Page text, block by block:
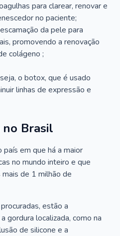
para clarear, renovar e
no paciente;
da pele para
promovendo a renovação
colágeno ;
o botox, que é usado
linhas de expressão e
Brasil
em que há a maior
no mundo inteiro e que
de 1 milhão de
estão a
gordura localizada, como na
de silicone e a